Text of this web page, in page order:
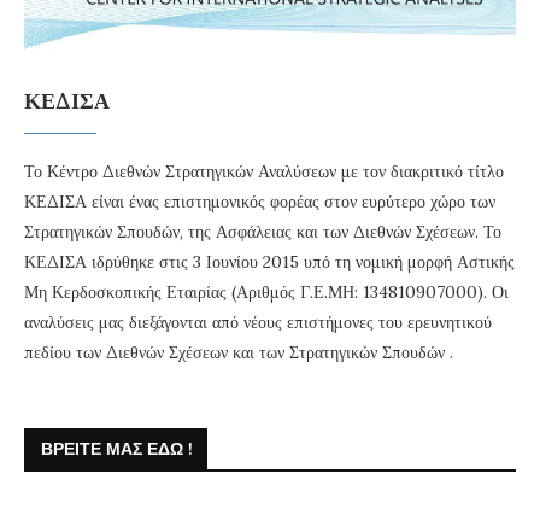
ΚΕΔΙΣΑ
Το Κέντρο Διεθνών Στρατηγικών Αναλύσεων με τον διακριτικό τίτλο
ΚΕΔΙΣΑ είναι ένας επιστημονικός φορέας στον ευρύτερο χώρο των
Στρατηγικών Σπουδών, της Ασφάλειας και των Διεθνών Σχέσεων. Το
ΚΕΔΙΣΑ ιδρύθηκε στις 3 Ιουνίου 2015 υπό τη νομική μορφή Αστικής
Μη Κερδοσκοπικής Εταιρίας (Αριθμός Γ.Ε.ΜΗ: 134810907000). Οι
αναλύσεις μας διεξάγονται από νέους επιστήμονες του ερευνητικού
πεδίου των Διεθνών Σχέσεων και των Στρατηγικών Σπουδών .
ΒΡΕΊΤΕ ΜΑΣ ΕΔΏ !